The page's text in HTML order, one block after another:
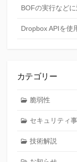
BOFの実行など
Dropbox APIを使
カテゴリー
脆弱性
セキュリティ
技術解説